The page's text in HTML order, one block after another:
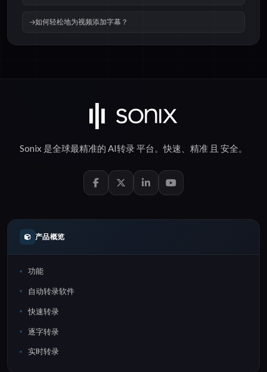
如何轻松地为视频添加字幕？
Sonix 是全球最精准的 AI转录平台。快速 精准 且 安全。
产品概览
功能
自动转录软件
快速转录
逐字转录
实时转录